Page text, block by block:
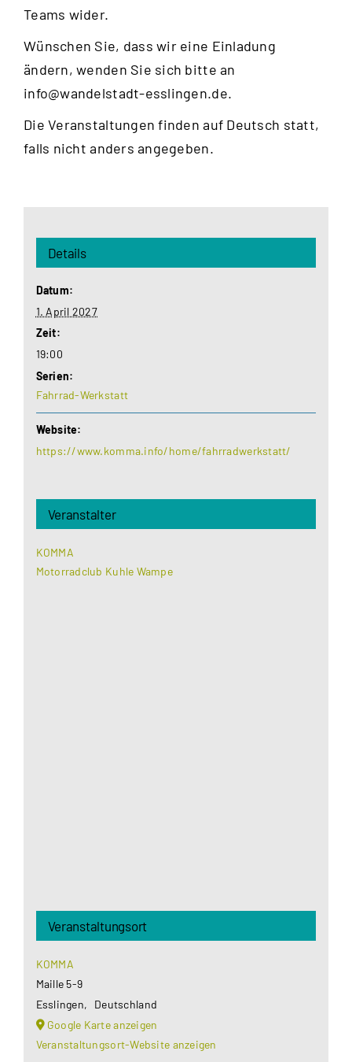
Teams wider.
Wünschen Sie, dass wir eine Einladung
ändern, wenden Sie sich bitte an
info@wandelstadt-esslingen.de.
Die Veranstaltungen finden auf Deutsch statt,
falls nicht anders angegeben.
Details
Datum:
1. April 2027
Zeit:
19:00
Serien:
Fahrrad-Werkstatt
Website:
https://www.komma.info/home/fahrradwerkstatt/
Veranstalter
KOMMA
Motorradclub Kuhle Wampe
Veranstaltungsort
KOMMA
Maille 5-9
Esslingen,
Deutschland
Google Karte anzeigen
Veranstaltungsort-Website anzeigen